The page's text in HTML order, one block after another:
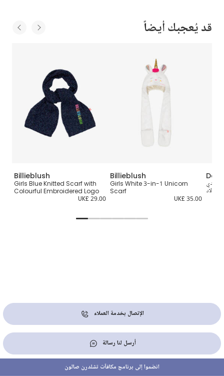
قد يُعجبك أيضاً
Billieblush
Girls Blue Knitted Scarf with
Colourful Embroidered Logo
UK£ 29.00
Billieblush
Girls White 3-in-1 Unicorn
Scarf
UK£ 35.00
رمادي
للأولاد
الإتصال بخدمة العملاء
أرسل لنا رسالة
انضموا إلى برنامج مكافآت تشلدرن صالون